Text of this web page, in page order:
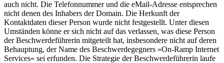
auch nicht. Die Telefonnummer und die eMail-Adresse entsprechen
nicht denen des Inhabers der Domain. Die Herkunft der
Kontaktdaten dieser Person wurde nicht festgestellt. Unter diesen
Umständen könne er sich nicht auf das verlassen, was diese Person
der Beschwerdeführerin mitgeteilt hat, insbesondere nicht auf deren
Behauptung, der Name des Beschwerdegegners »On-Ramp Internet
Services« sei erfunden. Die Strategie der Beschwerdeführerin laufe